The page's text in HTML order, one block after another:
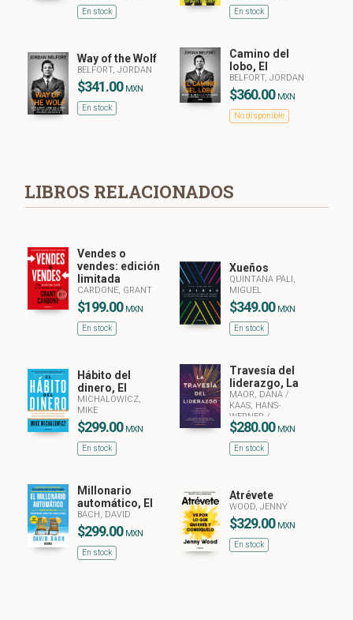
En stock En stock
Way of the Wolf
BELFORT, JORDAN
$341.00 MXN
En stock
Camino del
lobo, El
BELFORT, JORDAN
$360.00 MXN
No disponible
LIBROS RELACIONADOS
Vendes o
vendes: edición
limitada
CARDONE, GRANT
$199.00 MXN
En stock
Xueños
QUINTANA PALI,
MIGUEL
$349.00 MXN
En stock
Hábito del
dinero, El
MICHALOWICZ,
MIKE
$299.00 MXN
En stock
Travesía del
liderazgo, La
MAOR, DANA/
KAAS, HANS-
WERNER /
STROVINK, KURT
RAMESH
$280.00 MXN
En stock
Millonario
automático, El
BACH, DAVID
$299.00 MXN
En stock
Atrévete
WOOD, JENNY
$329.00 MXN
En stock